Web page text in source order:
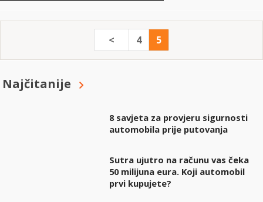
< 4 5
Najčitanije
8 savjeta za provjeru sigurnosti
automobila prije putovanja
Sutra ujutro na računu vas čeka
50 milijuna eura. Koji automobil
prvi kupujete?